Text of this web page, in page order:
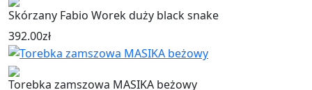
Skórzany Fabio Worek duży black snake
392.00zł
Torebka zamszowa MASIKA beżowy